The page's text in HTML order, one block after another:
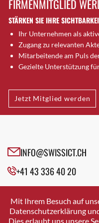
Brütten
Bubendorf
Bubikon
Buchs (SG)
Burgdorf
Bülach
Cazis
Cham
Davos Platz
Davos Platz 1
Dietikon
Dietlikon
FIRMENMITGLIED
STÄRKEN SIE IHRE
Ihr Unternehmen als
Zugang zu relevanten
Mitarbeitende am Puls
Gezielte Unterstützung
Jetzt Mitglied werden
INFO@SWISSICT.CH
+41 43 336 40 20
SWISSICT
VULKANSTRASSE 120
8048 ZURICH
Mit Ihrem Besuch auf
Datenschutzerklärung
Dies erlaubt uns unsere